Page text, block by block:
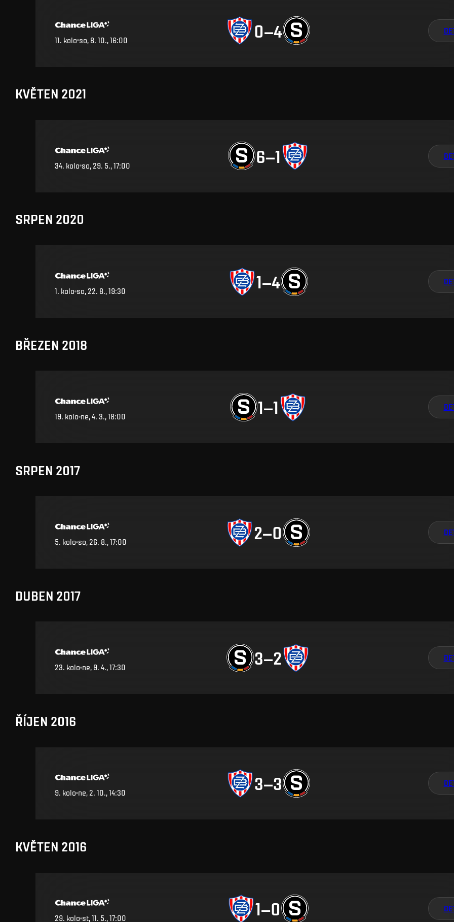
11. kolo so, 8. 10., 16:00 0–4
KVĚTEN 2021
34. kolo so, 29. 5., 17:00 6–1
SRPEN 2020
1. kolo so, 22. 8., 19:30 1–4
BŘEZEN 2018
19. kolo ne, 4. 3., 18:00 1–1
SRPEN 2017
5. kolo so, 26. 8., 17:00 2–0
DUBEN 2017
23. kolo ne, 9. 4., 17:30 3–2
ŘÍJEN 2016
9. kolo ne, 2. 10., 14:30 3–3
KVĚTEN 2016
29. kolo st, 11. 5., 17:00 1–0